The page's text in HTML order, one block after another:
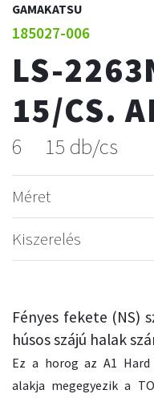
GAMAKATSU
185027-006
LS-
15/CS.
6 15 db/cs
Méret
Kiszerelés
Fényes fekete (NS)
húsos szájú halak
Ez a horog az A1
alakja megegyezik a